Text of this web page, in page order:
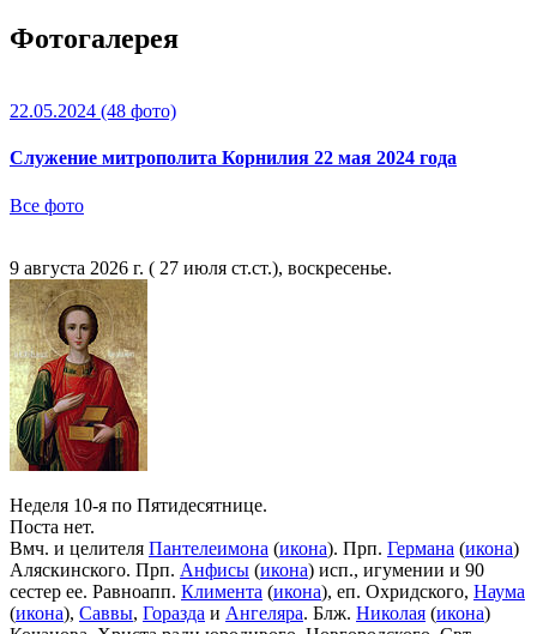
Фотогалерея
22.05.2024 (48 фото)
Служение митрополита Корнилия 22 мая 2024 года
Все фото
9 августа 2026 г. ( 27 июля ст.ст.), воскресенье.
Неделя 10-я по Пятидесятнице.
Поста нет.
Вмч. и целителя Пантелеимона (икона). Прп. Германа (икона)
Аляскинского. Прп. Анфисы (икона) исп., игумении и 90
сестер ее. Равноапп. Климента (икона), еп. Охридского, Наума
(икона), Саввы, Горазда и Ангеляра. Блж. Николая (икона)